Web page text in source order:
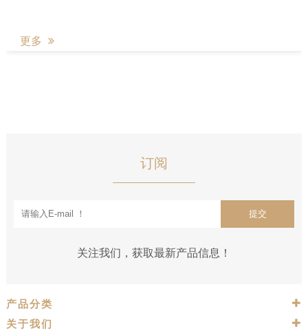
更多
订阅
提交
关注我们，获取最新产品信息！
产品分类
关于我们